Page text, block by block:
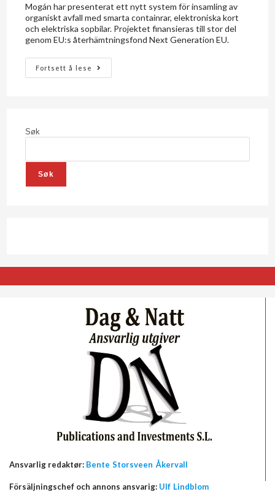
Mogán har presenterat ett nytt system för insamling av
organiskt avfall med smarta containrar, elektroniska kort
och elektriska sopbilar. Projektet finansieras till stor del
genom EU:s återhämtningsfond Next Generation EU.
Fortsett å lese
Søk
Søk
Ansvarlig redaktør: Bente Storsveen Åkervall
Försäljningschef och annons ansvarig: Ulf Lindblom